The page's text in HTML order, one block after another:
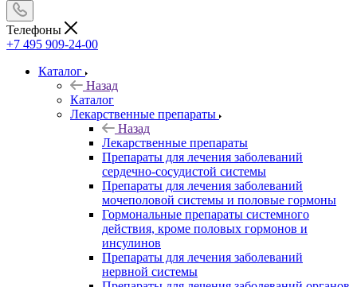
Телефоны
+7 495 909-24-00
Каталог
Назад
Каталог
Лекарственные препараты
Назад
Лекарственные препараты
Препараты для лечения заболеваний
сердечно-сосудистой системы
Препараты для лечения заболеваний
мочеполовой системы и половые гормоны
Гормональные препараты системного
действия, кроме половых гормонов и
инсулинов
Препараты для лечения заболеваний
нервной системы